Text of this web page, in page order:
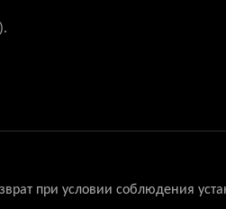
при условии соблюдения